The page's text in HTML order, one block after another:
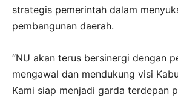
strategis pemerintah dalam
pembangunan daerah.
“NU akan terus bersinergi dengan
mengawal dan mendukung visi
Kami siap menjadi garda terdepan